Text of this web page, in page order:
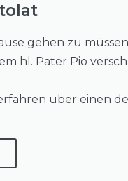
gehen zu
hl. Pater Pio
über einen